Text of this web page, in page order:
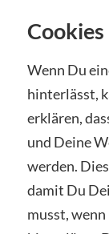
Cookies
Wenn Du
hinterlässt,
erklären,
und Deine
werden.
damit Du
musst,